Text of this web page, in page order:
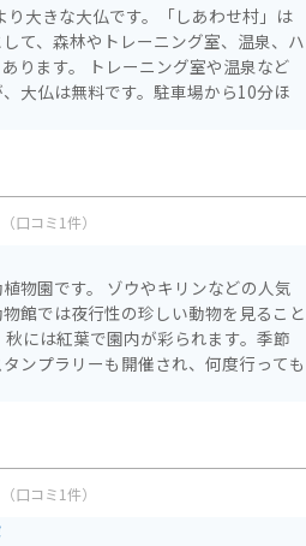
り大きな大仏です。「しあわせ村」は
て、森林やトレーニング室、温泉、ハ
グ室や温泉など
大仏は無料です。駐車場から10分ほ
（口コミ1件）
物園です。 ゾウやキリンなどの人気
館では夜行性の珍しい動物を見ること
ンプラリーも開催され、何度行っても
（口コミ1件）